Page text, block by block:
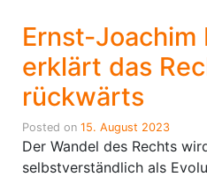
Ernst-Joachim
erklärt das
rückwärts
Posted on 15. August 2023
Der Wandel des Rechts
selbstverständlich als